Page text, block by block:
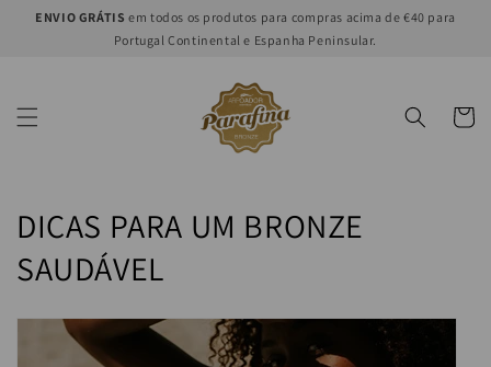
para o
ENVIO GRÁTIS em todos os produtos para compras acima de €40 para
Portugal Continental e Espanha Peninsular.
C
o
l
DICAS PARA UM BRONZE
SAUDÁVEL